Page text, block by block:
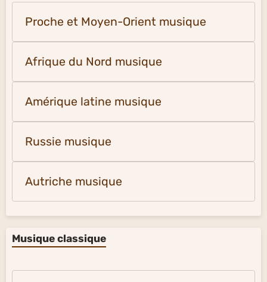
Proche et Moyen-Orient musique
Afrique du Nord musique
Amérique latine musique
Russie musique
Autriche musique
Musique classique